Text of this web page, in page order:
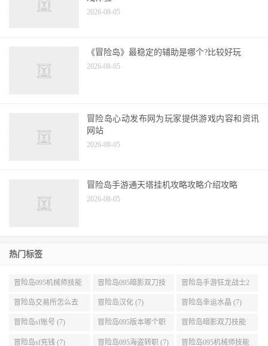
2026-08-05
2026-08-05
冒险岛095机械师技能
展示 (9)
冒险岛095暗影双刀技
能加点 (9)
冒险岛手游狂龙战士2
转 (9)
冒险岛交易所怎么去 冒险岛汉化 (7) 冒险岛幸运水晶 (7)